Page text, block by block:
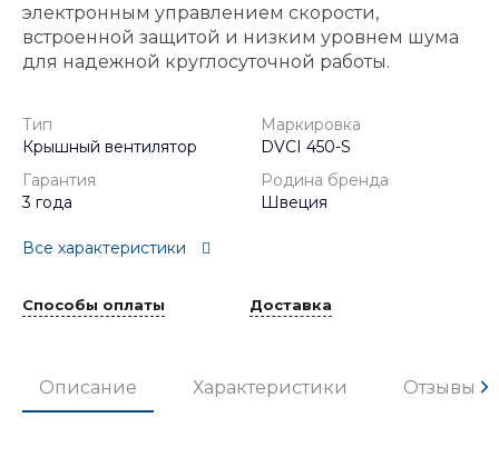
электронным управлением скорости,
встроенной защитой и низким уровнем шума
для надежной круглосуточной работы.
Тип
Крышный вентилятор
Маркировка
DVCI 450-S
Гарантия
3 года
Родина бренда
Швеция
Все характеристики
Способы оплаты Доставка
Описание Характеристики Отзывы